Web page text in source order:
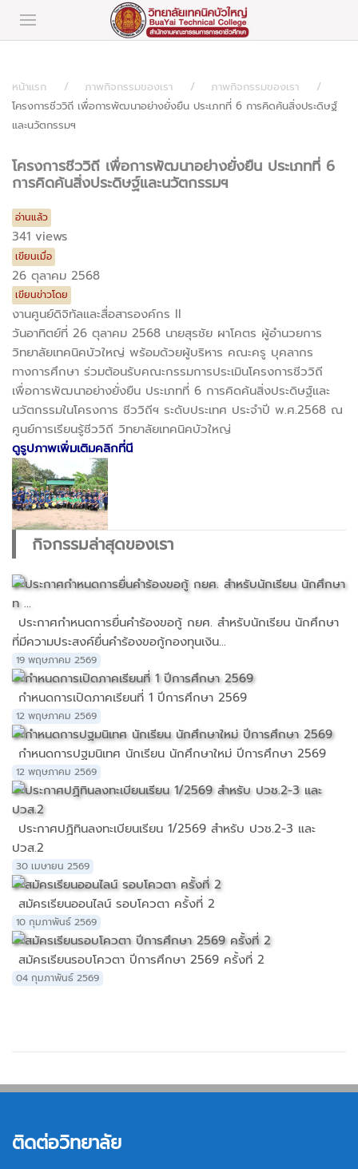
หน้าแรก ภาพกิจกรรมของเรา
ภาพกิจกรรมของเรา
โครงการชีววิถี เพื่อการพัฒนาอย่างยั่งยืน ประเภทที่ 6 การคิดค้นสิ่งประดิษฐ์
และนวัตกรรมฯ
โครงการชีววิถี เพื่อการพัฒนาอย่างยั่งยืน ประเภทที่ 6
การคิดค้นสิ่งประดิษฐ์และนวัตกรรมฯ
อ่านแล้ว
341 views
เขียนเมื่อ
26 ตุลาคม 2568
เขียนข่าวโดย
งานศูนย์ดิจิทัลและสื่อสารองค์กร II
วันอาทิตย์ที่ 26 ตุลาคม 2568 นายสุรชัย ผาโคตร ผู้อำนวยการ
วิทยาลัยเทคนิคบัวใหญ่ พร้อมด้วยผู้บริหาร คณะครู บุคลากร
ทางการศึกษา ร่วมต้อนรับคณะกรรมการประเมินโครงการชีววิถี
เพื่อการพัฒนาอย่างยั่งยืน ประเภทที่ 6 การคิดค้นสิ่งประดิษฐ์และ
นวัตกรรมในโครงการ ชีววิถีฯ ระดับประเทศ ประจำปี พ.ศ.2568 ณ
ศูนย์การเรียนรู้ชีววิถี วิทยาลัยเทคนิคบัวใหญ่
ดูรูปภาพเพิ่มเติมคลิกที่นี
กิจกรรมล่าสุดของเรา
ประกาศกำหนดการยื่นคำร้องขอกู้ กยศ. สำหรับนักเรียน นักศึกษา
ที่มีความประสงค์ยื่นคำร้องขอกู้กองทุนเงิน...
19 พฤษภาคม 2569
กำหนดการเปิดภาคเรียนที่ 1 ปีการศึกษา 2569
12 พฤษภาคม 2569
กำหนดการปฐมนิเทศ นักเรียน นักศึกษาใหม่ ปีการศึกษา 2569
12 พฤษภาคม 2569
ประกาศปฏิทินลงทะเบียนเรียน 1/2569 สำหรับ ปวช.2-3 และ
ปวส.2
30 เมษายน 2569
สมัครเรียนออนไลน์ รอบโควตา ครั้งที่ 2
10 กุมภาพันธ์ 2569
สมัครเรียนรอบโควตา ปีการศึกษา 2569 ครั้งที่ 2
04 กุมภาพันธ์ 2569
ติดต่อวิทยาลัย